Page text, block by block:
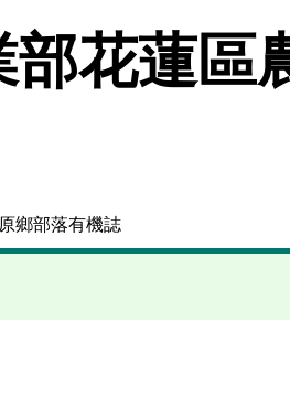
部花蓮區
鄉部落有機誌